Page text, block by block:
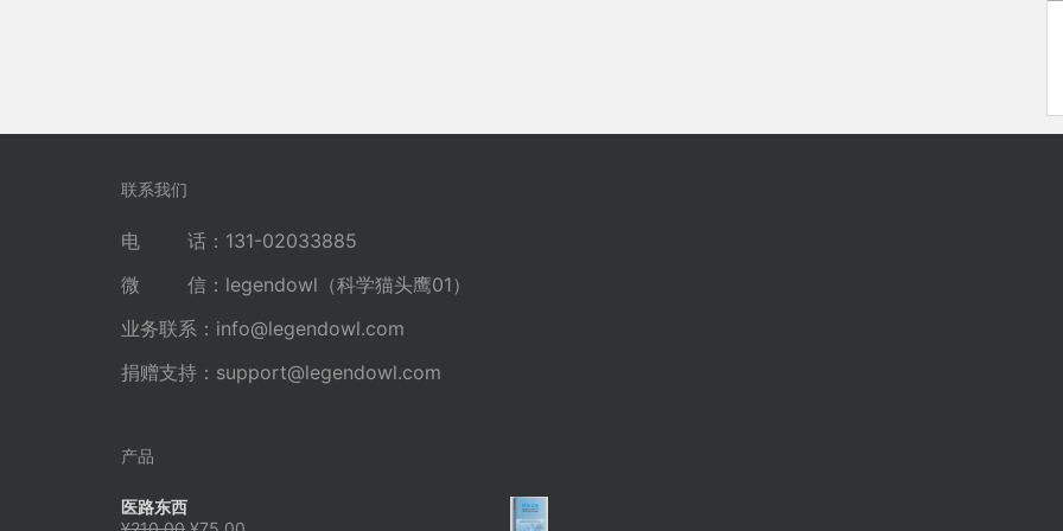
联系我们
电 话：131-02033885
微 信：legendowl（科学猫头鹰01）
业务联系： info@legendowl.com
捐赠支持： support@legendowl.com
产品
医路东西
原